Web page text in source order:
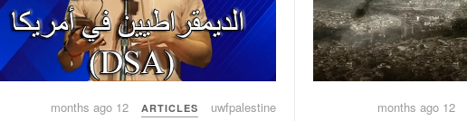
12 months ago
uwfpalestine
ARTICLES
12 months ago